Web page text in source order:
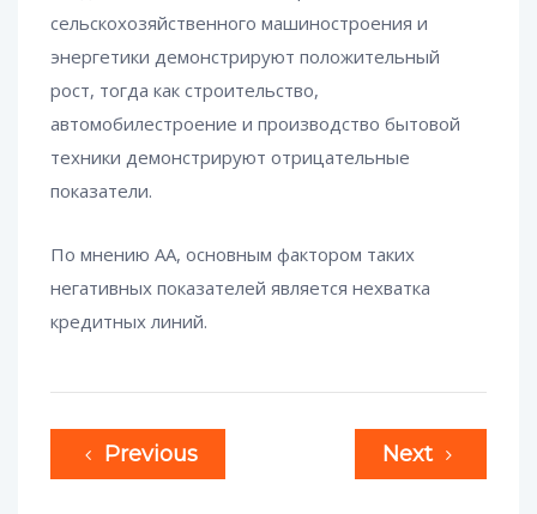
сельскохозяйственного машиностроения и
энергетики демонстрируют положительный
рост, тогда как строительство,
автомобилестроение и производство бытовой
техники демонстрируют отрицательные
показатели.
По мнению АА, основным фактором таких
негативных показателей является нехватка
кредитных линий.
Previous Next